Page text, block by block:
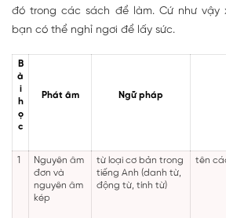
đó trong các sách để làm. Cứ như vậy
bạn có thể nghỉ ngơi để lấy sức.
B
à
i
h
ọ
c
Phát âm Ngữ pháp
1
Nguyên âm
đơn và
nguyên âm
kép
từ loại cơ bản trong
tiếng Anh (danh từ,
động từ, tính từ)
tên